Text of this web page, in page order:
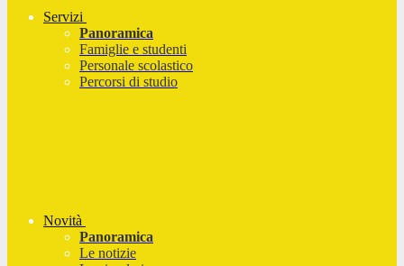
Servizi
Panoramica
Famiglie e studenti
Personale scolastico
Percorsi di studio
Novità
Panoramica
Le notizie